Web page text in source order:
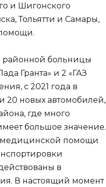
и Шигонского
Тольятти и Самары,
районной больницы
Гранта» и 2 «ГАЗ
с 2021 года в
20 новых автомобилей,
где много
большое значение.
медицинской помощи
в
В настоящий момент